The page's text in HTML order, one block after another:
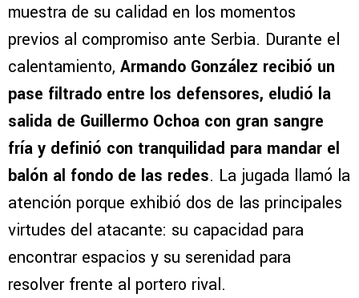
muestra de su calidad en los momentos
previos al compromiso ante Serbia. Durante el
calentamiento, Armando González recibió un
pase filtrado entre los defensores, eludió la
salida de Guillermo Ochoa con gran sangre
fría y definió con tranquilidad para mandar el
balón al fondo de las redes. La jugada llamó la
atención porque exhibió dos de las principales
virtudes del atacante: su capacidad para
encontrar espacios y su serenidad para
resolver frente al portero rival.